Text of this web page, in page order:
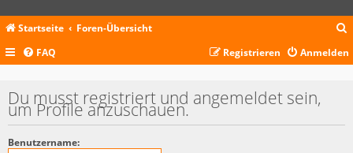
Startseite Foren-Übersicht
c
FAQ Anmelden
Registrieren
Du musst registriert und angemeldet sein,
um Profile anzuschauen.
Benutzername: